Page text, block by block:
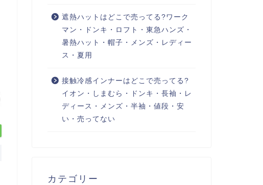
遮熱ハットはどこで売ってる?ワーク
マン・ドンキ・ロフト・東急ハンズ・
暑熱ハット・帽子・メンズ・レディー
ス・夏用
接触冷感インナーはどこで売ってる?
イオン・しまむら・ドンキ・長袖・レ
ディース・メンズ・半袖・値段・安
い・売ってない
カテゴリー